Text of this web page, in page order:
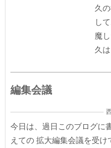
久
し
魔
久
編集会議
今日は、過日このブログに
えての 拡大編集会議を受